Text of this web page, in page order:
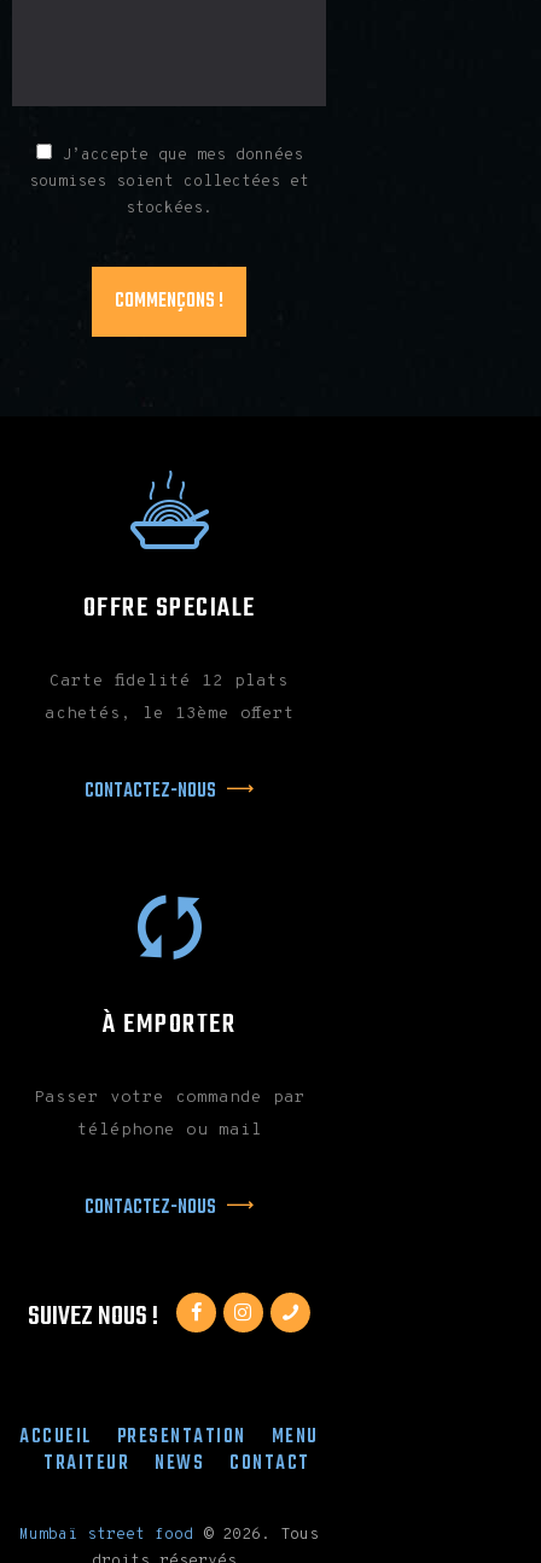
J’accepte que mes données
soumises soient collectées et
stockées.
OFFRE SPECIALE
Carte fidelité 12 plats
achetés, le 13ème offert
CONTACTEZ-NOUS
À EMPORTER
Passer votre commande par
téléphone ou mail
CONTACTEZ-NOUS
SUIVEZ NOUS !
ACCUEIL PRESENTATION
MENU
TRAITEUR
NEWS CONTACT
Mumbaï street food ©2026. Tous